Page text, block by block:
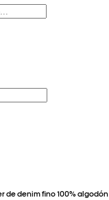
de denim fino 100% algodón